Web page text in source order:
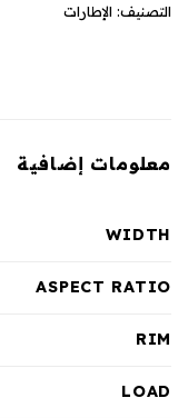
التصنيف: الإطارات
معلومات إضافية
WIDTH
ASPECT RATIO
RIM
LOAD